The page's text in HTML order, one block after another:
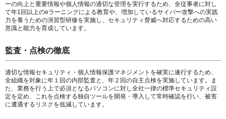
ーの向上と重要情報や個人情報の適切な管理を実行するため、全従事者に対し
て年1回以上のeラーニングによる教育や、増加しているサイバー攻撃への実践
力を養うための演習型研修を実施し、セキュリティ脅威へ対応するための高い
意識と能力を育成しています。
監査・点検の徹底
適切な情報セキュリティ・個人情報保護マネジメントを確実に遂行するため、
全組織を対象に年１回の内部監査と、年２回の自主点検を実施しています。ま
た、業務を行う上で必須となるパソコンに対し全社一律の標準セキュリティ設
定を定め、これを点検する独自ツールを開発・導入して常時確認を行い、被害
に遭遇するリスクを低減しています。